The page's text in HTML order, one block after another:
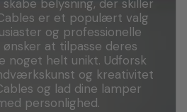
belysning, der skiller
er et populært valg
og professionelle
at tilpasse deres
noget helt unikt. Udforsk
og kreativitet
og lad dine lamper
personlighed.